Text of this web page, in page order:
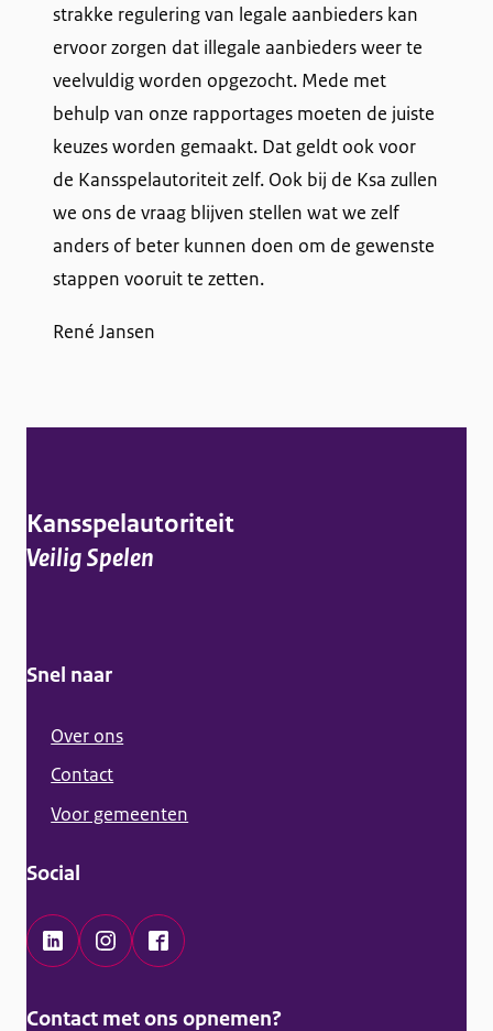
strakke regulering van legale aanbieders kan
ervoor zorgen dat illegale aanbieders weer te
veelvuldig worden opgezocht. Mede met
behulp van onze rapportages moeten de juiste
keuzes worden gemaakt. Dat geldt ook voor
de Kansspelautoriteit zelf. Ook bij de Ksa zullen
we ons de vraag blijven stellen wat we zelf
anders of beter kunnen doen om de gewenste
stappen vooruit te zetten.
René Jansen
g
e
e
m
a
t
Kansspelautoriteit
Veilig Spelen
Snel naar
Over ons
Contact
Voor gemeenten
Social
L
n
I
s
F
c
Contact met ons opnemen?